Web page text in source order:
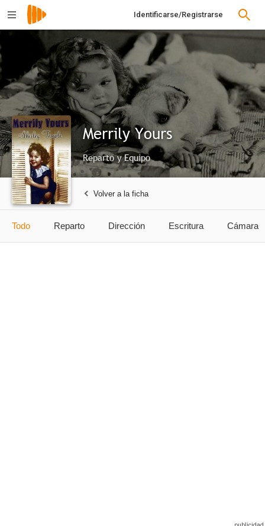
Identificarse/Registrarse
Merrily Yours
Reparto y Equipo
Volver a la ficha
Todo Reparto Dirección Escritura Cámara